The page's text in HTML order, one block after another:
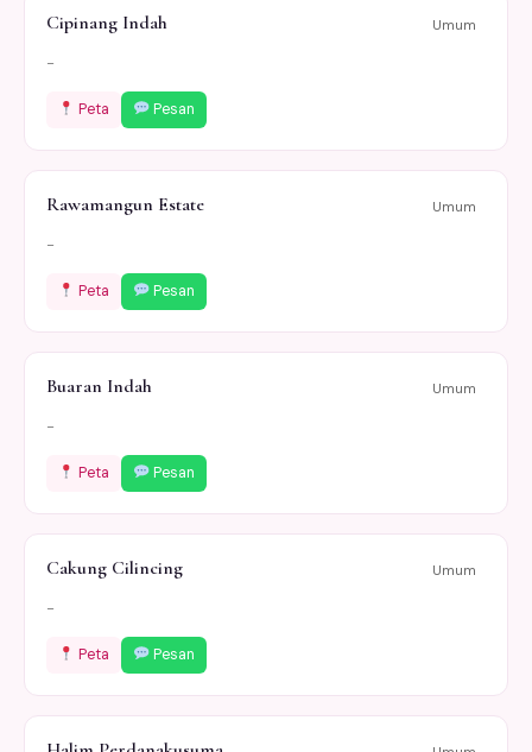
Cipinang Indah Umum
-
Peta Pesan
Rawamangun Estate Umum
-
Peta Pesan
Buaran Indah Umum
-
Peta Pesan
Cakung Cilincing Umum
-
Peta Pesan